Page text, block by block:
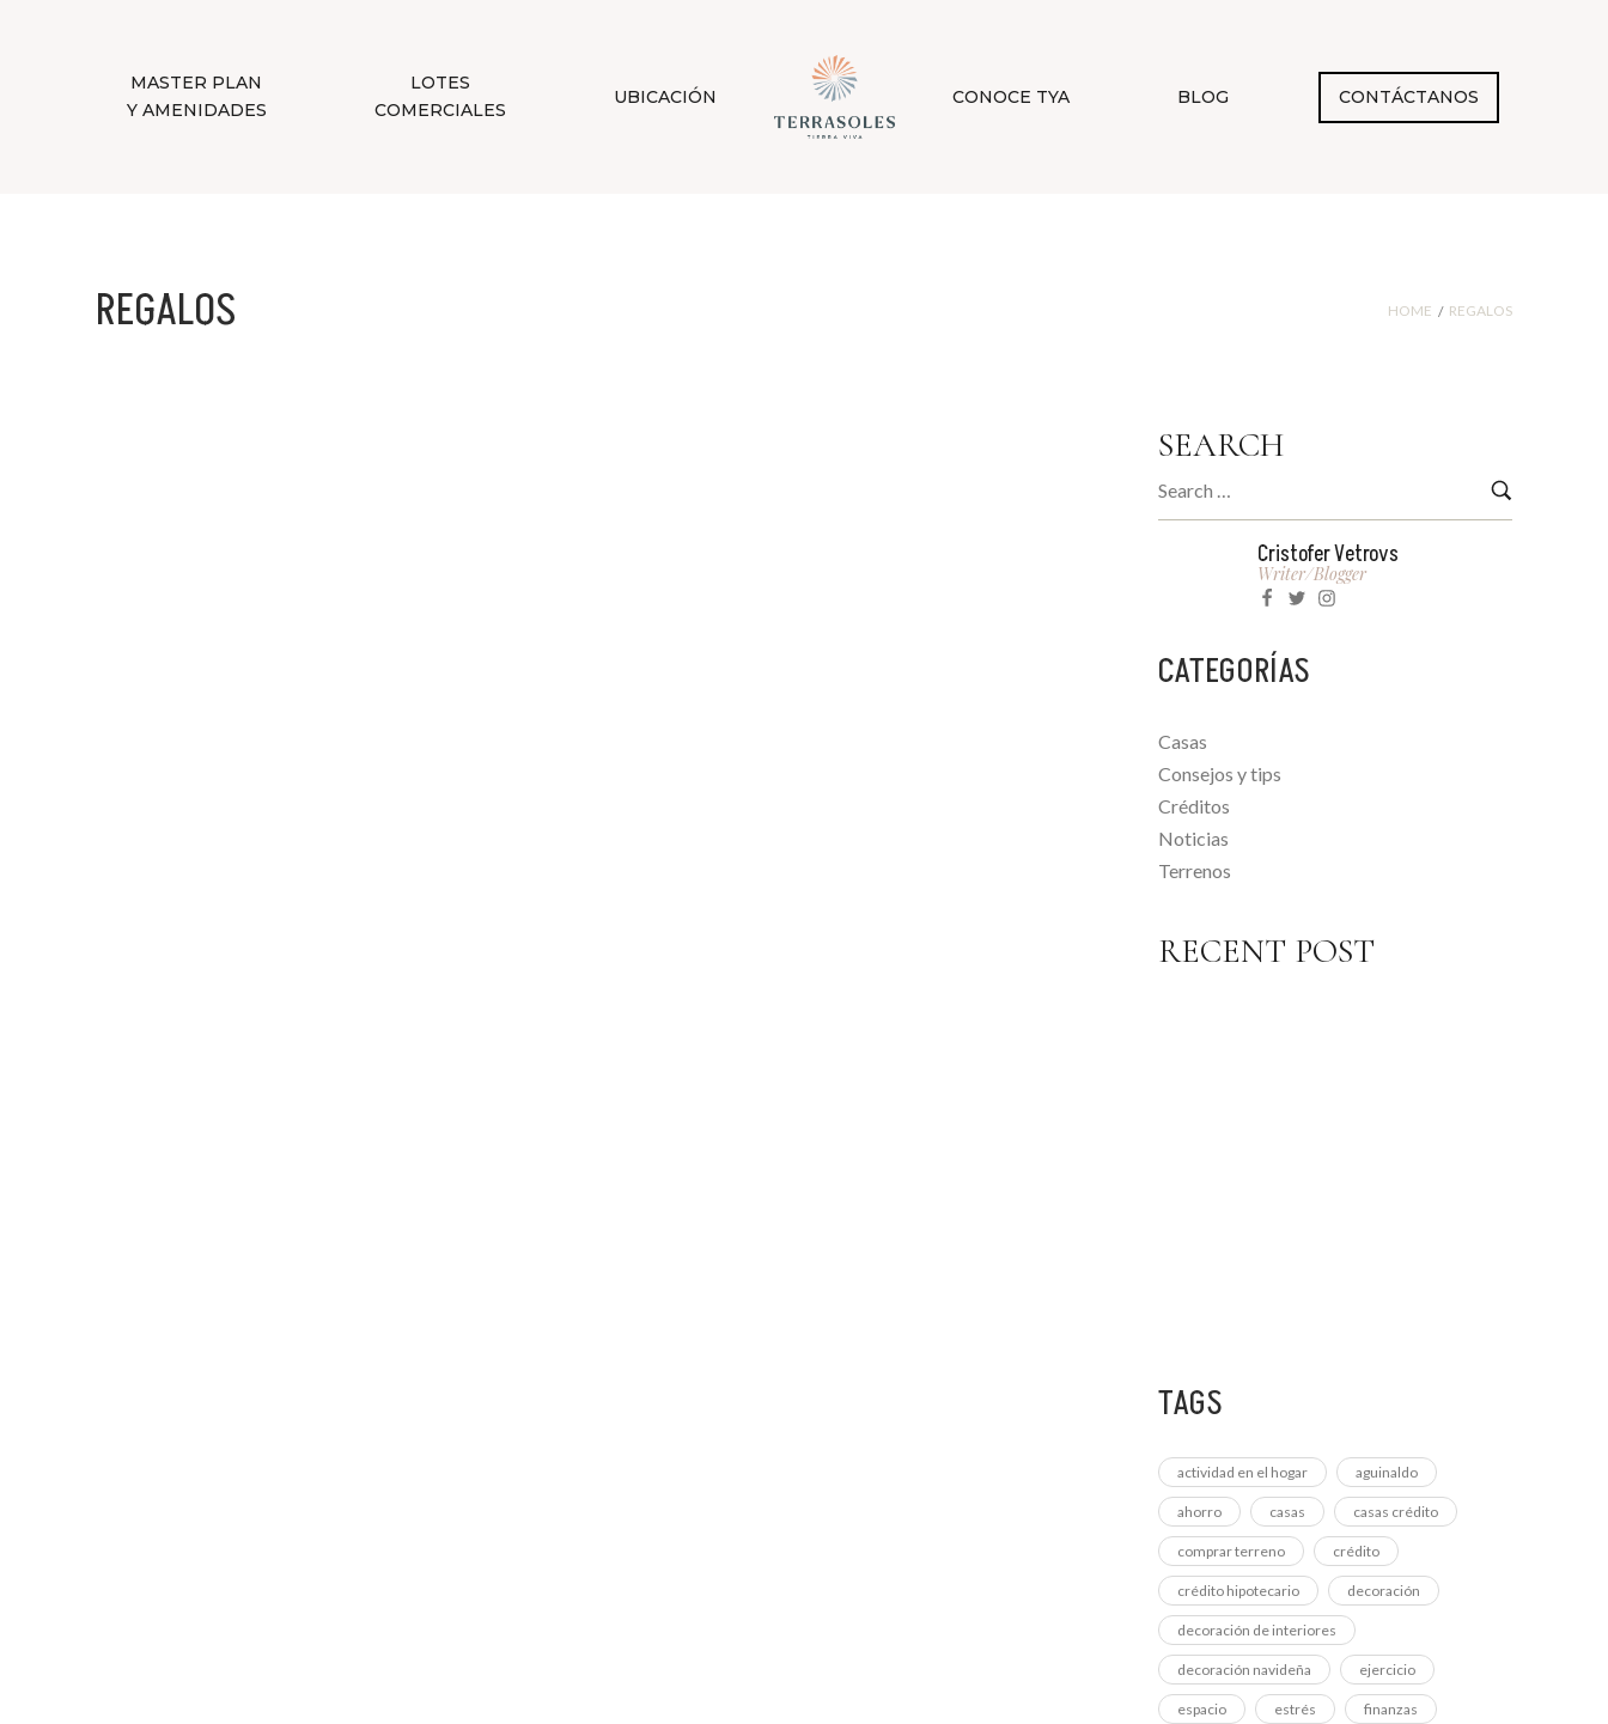
MASTER PLAN
Y AMENIDADES
LOTES
COMERCIALES
UBICACIÓN CONOCE TYA BLOG CONTÁCTANOS
REGALOS HOME / REGALOS
SEARCH
Cristofer Vetrovs
Writer/blogger
CATEGORÍAS
Casas
Consejos y tips
Créditos
Noticias
Terrenos
RECENT POST
TAGS
actividad en el hogar aguinaldo
ahorro casas casas crédito
comprar terreno crédito
crédito hipotecario decoración
decoración de interiores
decoración navideña ejercicio
espacio estrés finanzas